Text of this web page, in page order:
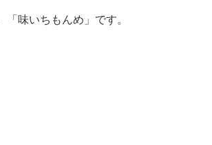
味いちもんめ」です。